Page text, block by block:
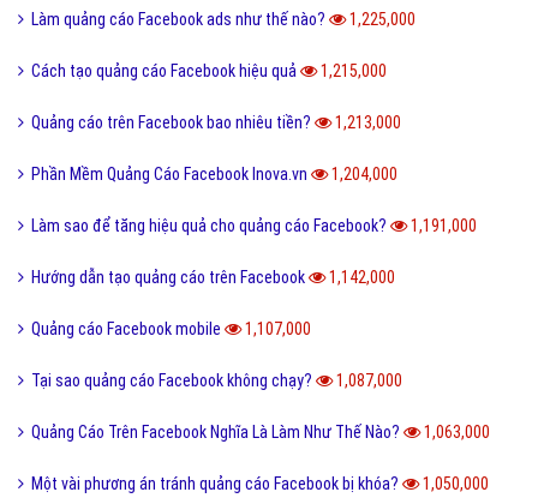
Làm quảng cáo Facebook ads như thế nào? 1,225,000
Cách tạo quảng cáo Facebook hiệu quả 1,215,000
Quảng cáo trên Facebook bao nhiêu tiền? 1,213,000
Phần Mềm Quảng Cáo Facebook Inova.vn 1,204,000
Làm sao để tăng hiệu quả cho quảng cáo Facebook? 1,191,000
Hướng dẫn tạo quảng cáo trên Facebook 1,142,000
Quảng cáo Facebook mobile 1,107,000
Tại sao quảng cáo Facebook không chạy? 1,087,000
Quảng Cáo Trên Facebook Nghĩa Là Làm Như Thế Nào? 1,063,000
Một vài phương án tránh quảng cáo Facebook bị khóa? 1,050,000